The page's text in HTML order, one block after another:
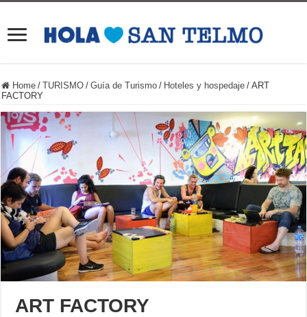
Home / TURISMO / Guía de Turismo / Hoteles y hospedaje / ART
FACTORY
ART FACTORY